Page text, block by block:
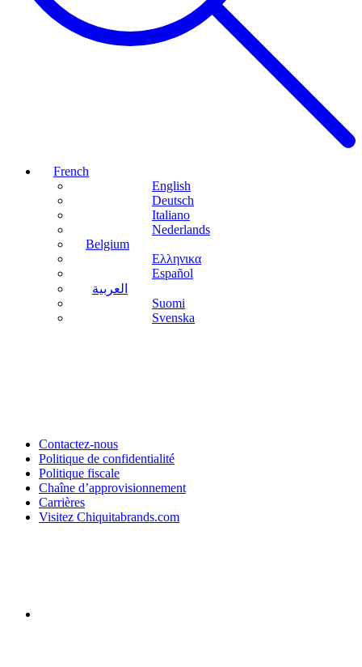
French
English
Deutsch
Italiano
Nederlands
Belgium
Ελληνικα
Español
العربية
Suomi
Svenska
Contactez-nous
Politique de confidentialité
Politique fiscale
Chaîne d’approvisionnement
Carrières
Visitez Chiquitabrands.com